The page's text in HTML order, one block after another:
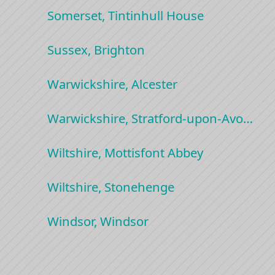
Somerset, Tintinhull House
Sussex, Brighton
Warwickshire, Alcester
Warwickshire, Stratford-upon-Avo…
Wiltshire, Mottisfont Abbey
Wiltshire, Stonehenge
Windsor, Windsor